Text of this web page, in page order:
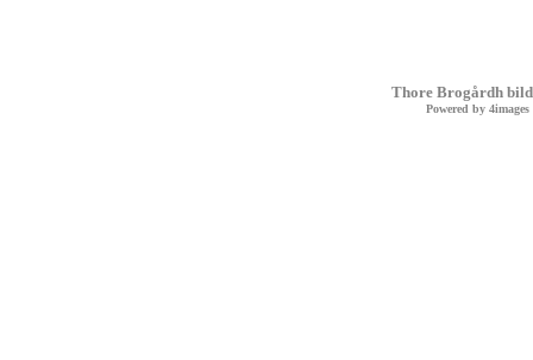
Thore Brogårdh
Powered by 4images